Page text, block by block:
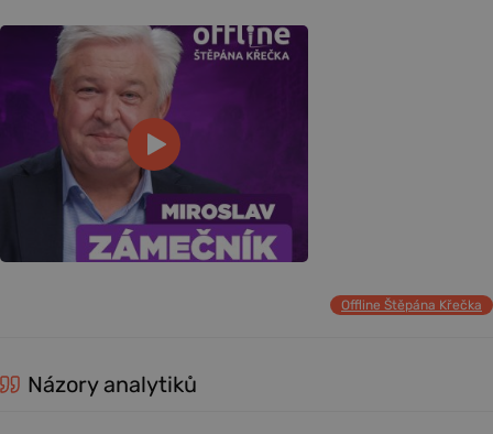
Offline Štěpána Křečka
Názory analytiků